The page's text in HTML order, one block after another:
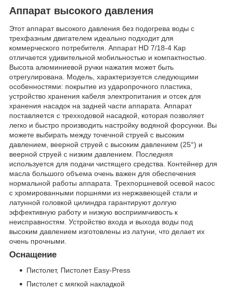
Аппарат высокого давления
Этот аппарат высокого давления без подогрева воды с
трехфазным двигателем идеально подходит для
коммерческого потребителя. Аппарат HD 7/18-4 Кар
отличается удивительной мобильностью и компактностью.
Высота алюминиевой ручки нажатия может быть
отрегулирована. Модель, характеризуется следующими
особенностями: покрытие из ударопрочного пластика,
устройство хранения кабеля электропитания и отсек для
хранения насадок на задней части аппарата. Аппарат
поставляется с трехходовой насадкой, которая позволяет
легко и быстро производить настройку водяной форсунки. Вы
можете выбирать между точечной струей с высоким
давлением, веерной струей с высоким давлением (25°) и
веерной струей с низким давлением. Последняя
используется для подачи чистящего средства. Контейнер для
масла большого объема очень важен для обеспечения
нормальной работы аппарата. Трехпоршневой осевой насос
с хромированными поршнями из нержавеющей стали и
латунной головкой цилиндра гарантируют долгую
эффективную работу и низкую восприимчивость к
неисправностям. Устройство входа и выхода воды под
высоким давлением изготовлены из латуни, что делает их
очень прочными.
Оснащение
Пистолет, Пистолет Easy-Press
Пистолет с мягкой накладкой